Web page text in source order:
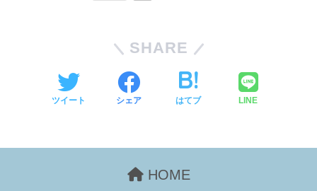
SHARE
ツイート シェア はてブ LINE
HOME